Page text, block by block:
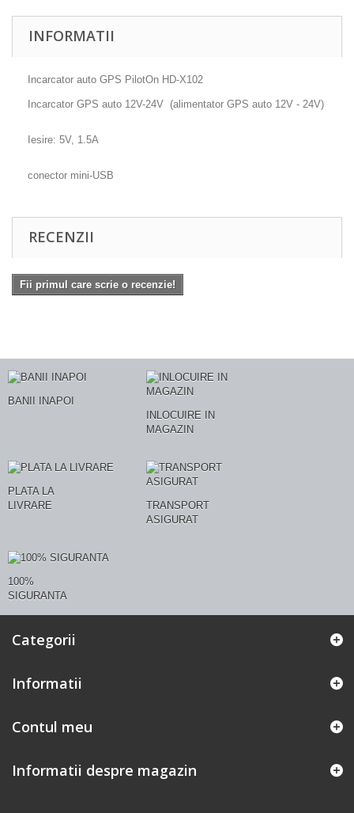
INFORMATII
Incarcator auto GPS PilotOn HD-X102
Incarcator GPS auto 12V-24V (alimentator GPS auto 12V - 24V)
Iesire: 5V, 1.5A
conector mini-USB
RECENZII
Fii primul care scrie o recenzie!
BANII INAPOI
INLOCUIRE IN
MAGAZIN
PLATA LA
LIVRARE
TRANSPORT
ASIGURAT
100%
SIGURANTA
Categorii
Informatii
Contul meu
Informatii despre magazin